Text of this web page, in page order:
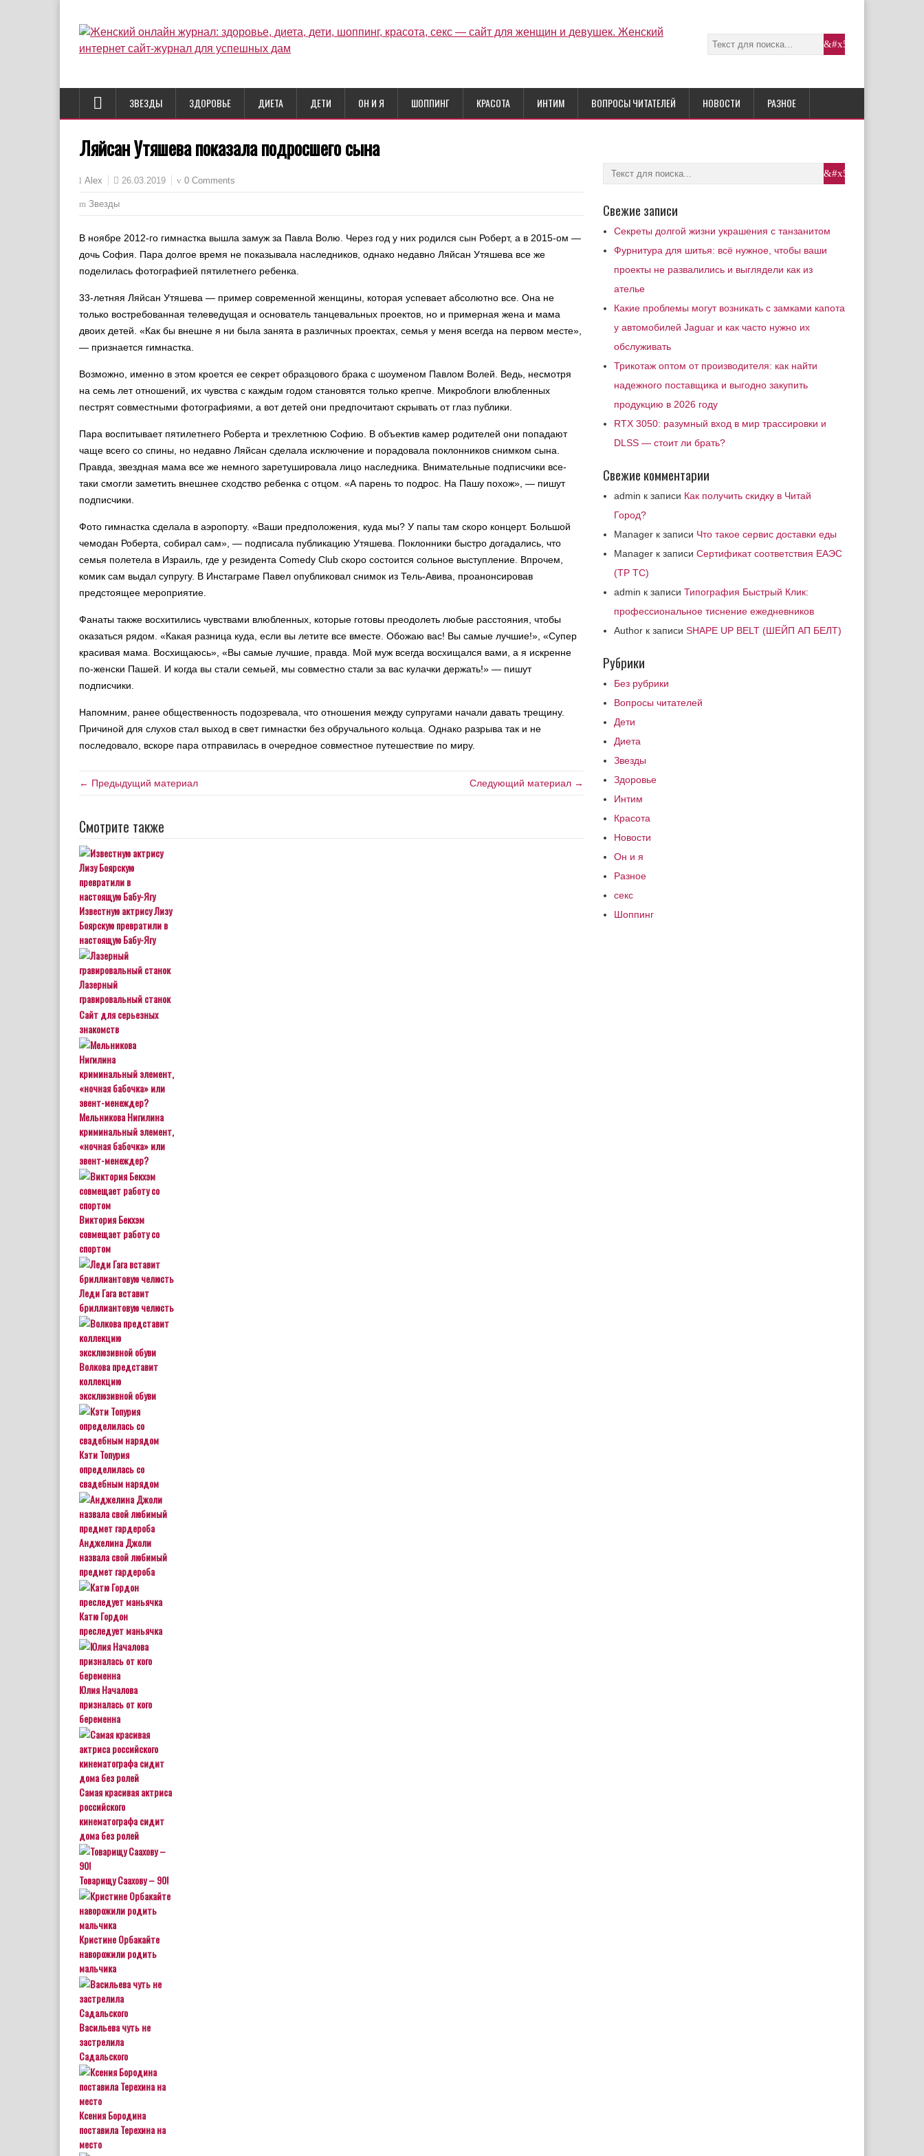
ЗВЕЗДЫ ЗДОРОВЬЕ ДИЕТА ДЕТИ ОН И Я ШОППИНГ КРАСОТА ИНТИМ ВОПРОСЫ ЧИТАТЕЛЕЙ НОВОСТИ РАЗНОЕ
Ляйсан Утяшева показала подросшего сына
Alex 26.03.2019 0 Comments
Звезды
В ноябре 2012-го гимнастка вышла замуж за Павла Волю. Через год у них родился сын Роберт, а в 2015-ом —
дочь София. Пара долгое время не показывала наследников, однако недавно Ляйсан Утяшева все же
поделилась фотографией пятилетнего ребенка.
33-летняя Ляйсан Утяшева — пример современной женщины, которая успевает абсолютно все. Она не
только востребованная телеведущая и основатель танцевальных проектов, но и примерная жена и мама
двоих детей. «Как бы внешне я ни была занята в различных проектах, семья у меня всегда на первом месте»,
— признается гимнастка.
Возможно, именно в этом кроется ее секрет образцового брака с шоуменом Павлом Волей. Ведь, несмотря
на семь лет отношений, их чувства с каждым годом становятся только крепче. Микроблоги влюбленных
пестрят совместными фотографиями, а вот детей они предпочитают скрывать от глаз публики.
Пара воспитывает пятилетнего Роберта и трехлетнюю Софию. В объектив камер родителей они попадают
чаще всего со спины, но недавно Ляйсан сделала исключение и порадовала поклонников снимком сына.
Правда, звездная мама все же немного заретушировала лицо наследника. Внимательные подписчики все-
таки смогли заметить внешнее сходство ребенка с отцом. «А парень то подрос. На Пашу похож», — пишут
подписчики.
Фото гимнастка сделала в аэропорту. «Ваши предположения, куда мы? У папы там скоро концерт. Большой
чемодан Роберта, собирал сам», — подписала публикацию Утяшева. Поклонники быстро догадались, что
семья полетела в Израиль, где у резидента Comedy Club скоро состоится сольное выступление. Впрочем,
комик сам выдал супругу. В Инстаграме Павел опубликовал снимок из Тель-Авива, проанонсировав
предстоящее мероприятие.
Фанаты также восхитились чувствами влюбленных, которые готовы преодолеть любые расстояния, чтобы
оказаться рядом. «Какая разница куда, если вы летите все вместе. Обожаю вас! Вы самые лучшие!», «Супер
красивая мама. Восхищаюсь», «Вы самые лучшие, правда. Мой муж всегда восхищался вами, а я искренне
по-женски Пашей. И когда вы стали семьей, мы совместно стали за вас кулачки держать!» — пишут
подписчики.
Напомним, ранее общественность подозревала, что отношения между супругами начали давать трещину.
Причиной для слухов стал выход в свет гимнастки без обручального кольца. Однако разрыва так и не
последовало, вскоре пара отправилась в очередное совместное путешествие по миру.
← Предыдущий материал Следующий материал →
Смотрите также
Известную актрису Лизу
Боярскую превратили в
настоящую Бабу-Ягу
Лазерный
гравировальный станок
Сайт для серьезных
знакомств
Мельникова Нигилина
криминальный элемент,
«ночная бабочка» или
эвент-менеждер?
Виктория Бекхэм
совмещает работу со
спортом
Леди Гага вставит
бриллиантовую челюсть
Волкова представит
коллекцию
эксклюзивной обуви
Кэти Топурия
определилась со
свадебным нарядом
Анджелина Джоли
назвала свой любимый
предмет гардероба
Катю Гордон
преследует маньячка
Юлия Началова
призналась от кого
беременна
Самая красивая актриса
российского
кинематографа сидит
дома без ролей
Товарищу Саахову – 90!
Кристине Орбакайте
наворожили родить
мальчика
Васильева чуть не
застрелила
Садальского
Ксения Бородина
поставила Терехина на
место
Свежие записи
Секреты долгой жизни украшения с танзанитом
Фурнитура для шитья: всё нужное, чтобы ваши
проекты не развалились и выглядели как из
ателье
Какие проблемы могут возникать с замками капота
у автомобилей Jaguar и как часто нужно их
обслуживать
Трикотаж оптом от производителя: как найти
надежного поставщика и выгодно закупить
продукцию в 2026 году
RTX 3050: разумный вход в мир трассировки и
DLSS — стоит ли брать?
Свежие комментарии
admin к записи Как получить скидку в Читай
Город?
Manager к записи Что такое сервис доставки еды
Manager к записи Сертификат соответствия ЕАЭС
(ТР ТС)
admin к записи Типография Быстрый Клик:
профессиональное тиснение ежедневников
Author к записи SHAPE UP BELT (ШЕЙП АП БЕЛТ)
Рубрики
Без рубрики
Вопросы читателей
Дети
Диета
Звезды
Здоровье
Интим
Красота
Новости
Он и я
Разное
секс
Шоппинг